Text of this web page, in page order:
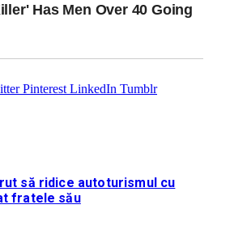
Pinterest LinkedIn Tumblr
să ridice autoturismul cu
fratele său